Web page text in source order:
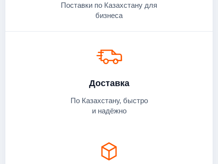
Поставки по Казахстану для
бизнеса
Доставка
По Казахстану, быстро
и надёжно